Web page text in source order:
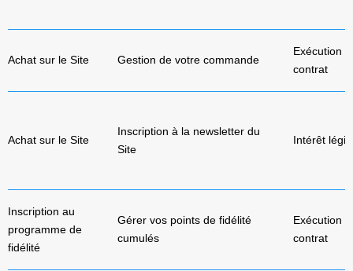
Achat sur le Site Gestion de votre commande
Exécution
contrat
Achat sur le Site
Inscription à la newsletter du
Site
Intérêt
Inscription au
programme de
fidélité
Gérer vos points de fidélité
cumulés
Exécution
contrat